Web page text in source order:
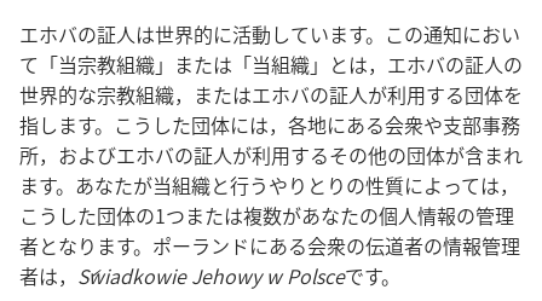
エホバの証人は世界的に活動しています。この通知におい
て「当宗教組織」または「当組織」とは，エホバの証人の
世界的な宗教組織，またはエホバの証人が利用する団体を
指します。こうした団体には，各地にある会衆や支部事務
所，およびエホバの証人が利用するその他の団体が含まれ
ます。あなたが当組織と行うやりとりの性質によっては，
こうした団体の1つまたは複数があなたの個人情報の管理
者となります。ポーランドにある会衆の伝道者の情報管理
者は， Świadkowie Jehowy w Polsceです。